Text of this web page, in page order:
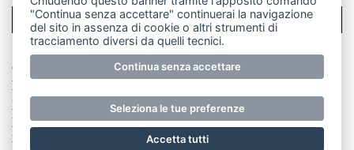
PER LA TUA PUBBLICITÀ
© Copyright Merateonline S.r.l. - Tutti i diritti riservati.
E' proibita la riproduzione e pubblicazione anche
parziale di testi, articoli e immagini senza la
preventiva autorizzazione scritta dell'editore. RI Lecco
numero Rea LC 291.277 - Capitale sociale 10.329,14 €
"Continua senza accettare" continuerai la navigazione
del sito in assenza di cookie o altri strumenti di
tracciamento diversi da quelli tecnici.
Continua senza accettare
Seleziona le tue preferenze
Accetta tutti